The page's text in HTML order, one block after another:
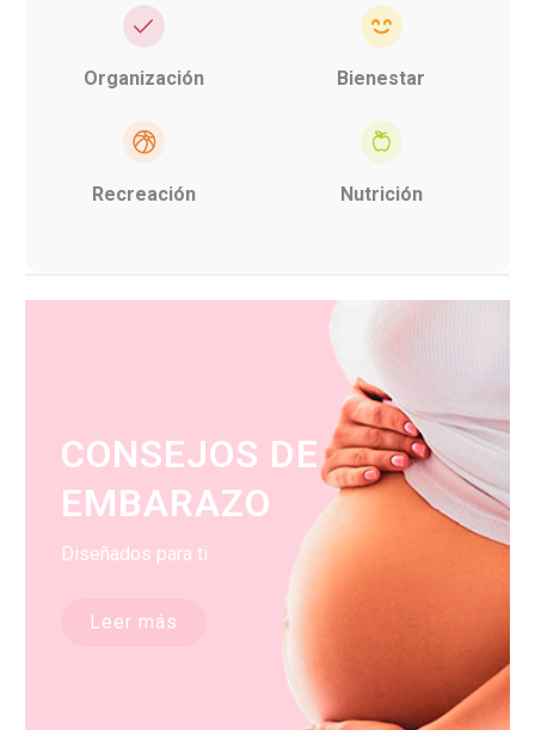
Organización Bienestar
Recreación Nutrición
CONSEJOS DE
EMBARAZO
Diseñados para ti
Leer más